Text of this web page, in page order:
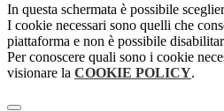
In questa schermata è possibile
I cookie necessari sono quelli che
piattaforma e non è possibile
Per conoscere quali sono i cookie
visionare la COOKIE POLICY.